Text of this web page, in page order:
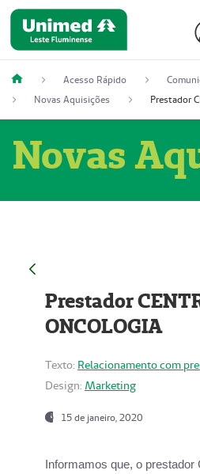
Acesso Rápido
Novas Aquisições
Novas
Prestador
ONCOLOGIA
Texto: Relacionamento com
Design: Marketing
15 de janeiro, 2020
Informamos que, o